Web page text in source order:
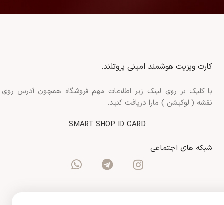
کارت ویزیت هوشمند امینی پروتلند.
با کلیک بر روی لینک زیر اطلاعات مهم فروشگاه همچون آدرس روی
نقشه ( لوکیشن ) مارا دریافت کنید.
SMART SHOP ID CARD
شبکه های اجتماعی